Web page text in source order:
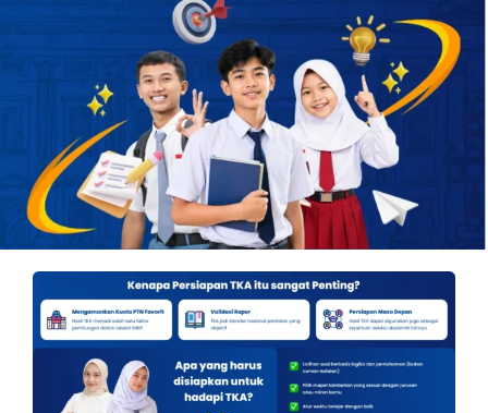
OUR PROGRAM
REGISTRATION
CONTACT US